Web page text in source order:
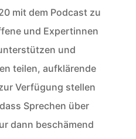
mit dem Podcast zu
und Expertinnen
und
teilen, aufklärende
Verfügung stellen
Sprechen über
dann beschämend